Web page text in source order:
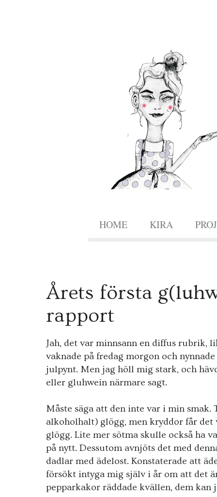
HOME KIRA
Årets första
rapport
Jah, det var minnsann en diffus rubrik,
vaknade på fredag morgon och
julpynt. Men jag höll mig stark, och
eller gluhwein närmare sagt.
Måste säga att den inte var i min smak.
alkoholhalt) glögg, men kryddor får det
glögg. Lite mer sötma skulle också ha
på nytt. Dessutom avnjöts det med
dadlar med ädelost. Konstaterade att
försökt intyga mig själv i år om att det
pepparkakor räddade kvällen, dem kan